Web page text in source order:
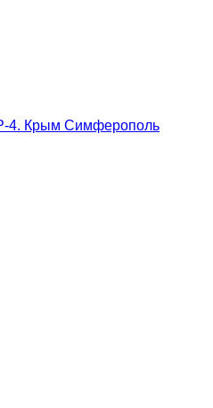
4. Крым Симферополь